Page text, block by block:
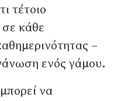
τέτοιο
σε κάθε
–
ενός γάμου.
να